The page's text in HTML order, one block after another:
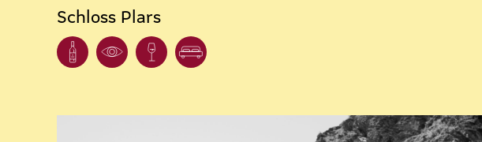
Schloss Plars